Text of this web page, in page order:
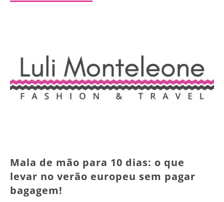
Mala de mão para 10 dias: o que
levar no verão europeu sem pagar
bagagem!